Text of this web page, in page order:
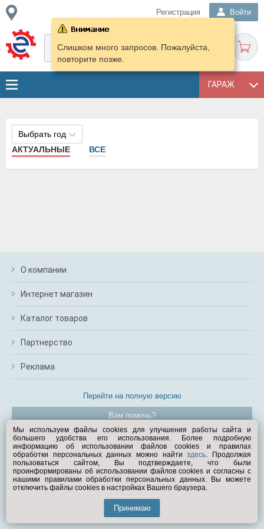
Регистрация Войти
ГАРАЖ
Слишком много запросов. Пожалуйста,
повторите позже.
Выбрать год
АКТУАЛЬНЫЕ
ВСЕ
О компании
Интернет магазин
Каталог товаров
Партнерство
Реклама
Перейти на полную версию
Вам помочь?
© Exist.ru 1998—2026
Мы используем файлы cookies для улучшения работы сайта и
большего удобства его использования. Более подробную
информацию об использовании файлов cookies и правилах
обработки персональных данных можно найтиздесь. Продолжая
пользоваться сайтом, Вы подтверждаете, что были
проинформированы об использовании файлов cookies и согласны с
нашими правилами обработки персональных данных. Вы можете
отключить файлы cookies в настройках Вашего браузера.
Принимаю